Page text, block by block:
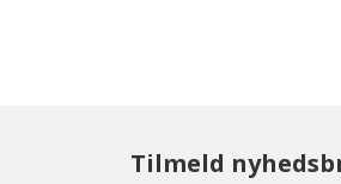
Tilmeld